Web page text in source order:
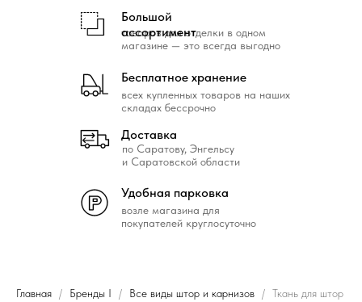
возле магазина для
покупателей круглосуточно
Удобная парковка
всех купленных товаров на наших
складах бессрочно
Бесплатное хранение
товаров для отделки в одном
магазине — это всегда выгодно
Большой
ассортимент
по Саратову, Энгельсу
и Саратовской области
Доставка
Главная Бренды I Все виды штор и карнизов
Ткань для штор